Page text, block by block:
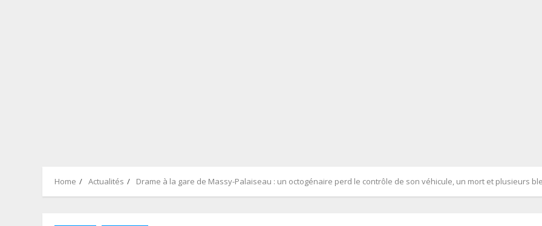
Home Actualités Drame à la gare de Massy-Palaiseau : un octogénaire perd le contrôle de son véhicule, un mort et plusieurs